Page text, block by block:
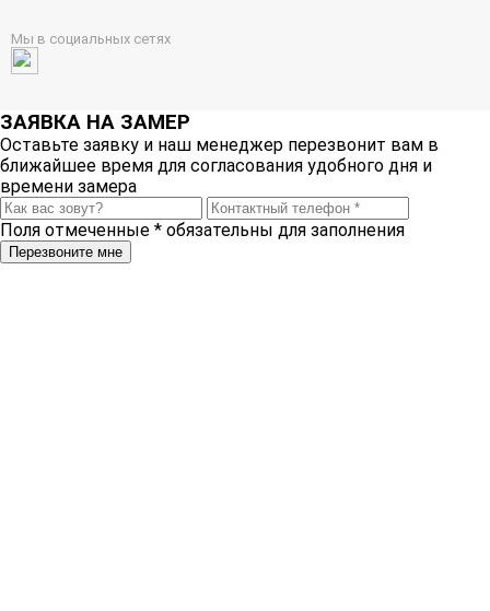
Мы в социальных сетях
ЗАЯВКА НА ЗАМЕР
Оставьте заявку и наш менеджер перезвонит вам в
ближайшее время для согласования удобного дня и
времени замера
Поля отмеченные * обязательны для заполнения